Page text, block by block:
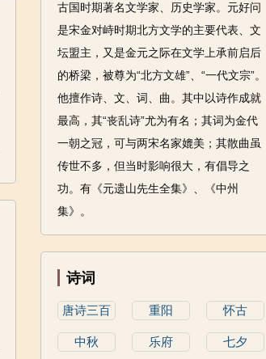
古国时期著名文学家、历史学家。元好问
是宋金对峙时期北方文学的主要代表、文
坛盟主，又是金元之际在文学上承前启后
的桥梁，被尊为“北方文雄”、“一代文宗”。
他擅作诗、文、词、曲。其中以诗作成就
最高，其“丧乱诗”尤为有名；其词为金代
一朝之冠，可与两宋名家媲美；其散曲虽
传世不多，但当时影响很大，有倡导之
功。有《元遗山先生全集》、《中州
集》。
诗词
唐诗三百
重阳 怀古
中秋 乐府 七夕